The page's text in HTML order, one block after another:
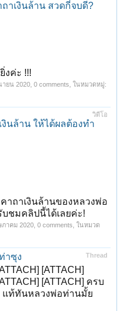
าเงินล้าน สวดกี่จบดี?
งค่ะ !!!
ายน 2020 , 0 comments, ในหมวดหมู่:
วิดีโอ
นล้าน ให้ได้ผลต้องทำ
าถาเงินล้านของหลวงพ่อ
ชมคลิปนี้ได้เลยค่ะ!
ภาคม 2020 , 0 comments, ในหมวด
Thread
าซุง
[ATTACH]
[ATTACH] ครบ
แท้ทันหลวงพ่อท่านมั้ย